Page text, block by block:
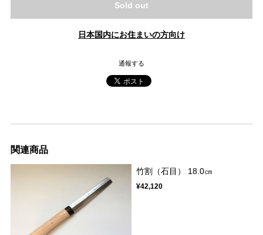
Sold out
日本国内にお住まいの方向け
通報する
関連商品
竹割（石目） 18.0㎝
¥42,120